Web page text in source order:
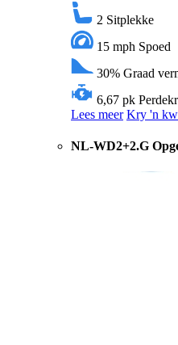
2 Sitplekke
15 mph Spoed
30% Graad
6,67 pk
Lees meer Kry 'n
NL-WD2+2.G